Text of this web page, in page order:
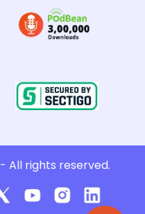
- All rights reserved.